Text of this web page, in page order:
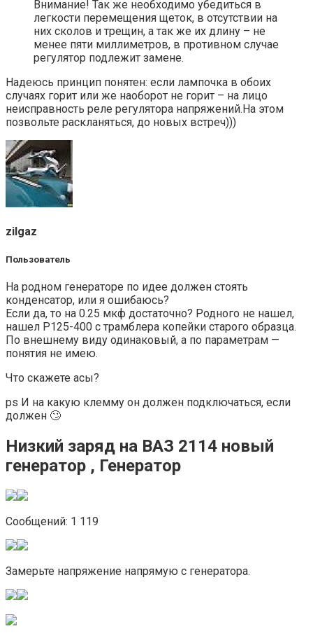
Внимание! Так же необходимо убедиться в
легкости перемещения щеток, в отсутствии на
них сколов и трещин, а так же их длину – не
менее пяти миллиметров, в противном случае
регулятор подлежит замене.
Надеюсь принцип понятен: если лампочка в обоих
случаях горит или же наоборот не горит – на лицо
неисправность реле регулятора напряжений.На этом
позвольте раскланяться, до новых встреч)))
zilgaz
Пользователь
На родном генераторе по идее должен стоять
конденсатор, или я ошибаюсь?
Если да, то на 0.25 мкф достаточно? Родного не нашел,
нашел Р125-400 с трамблера копейки старого образца.
По внешнему виду одинаковый, а по параметрам —
понятия не имею.
Что скажете асы?
ps И на какую клемму он должен подключаться, если
должен 🙄
Низкий заряд на ВАЗ 2114 новый
генератор , Генератор
Сообщений: 1 119
Замерьте напряжение напрямую с генератора.